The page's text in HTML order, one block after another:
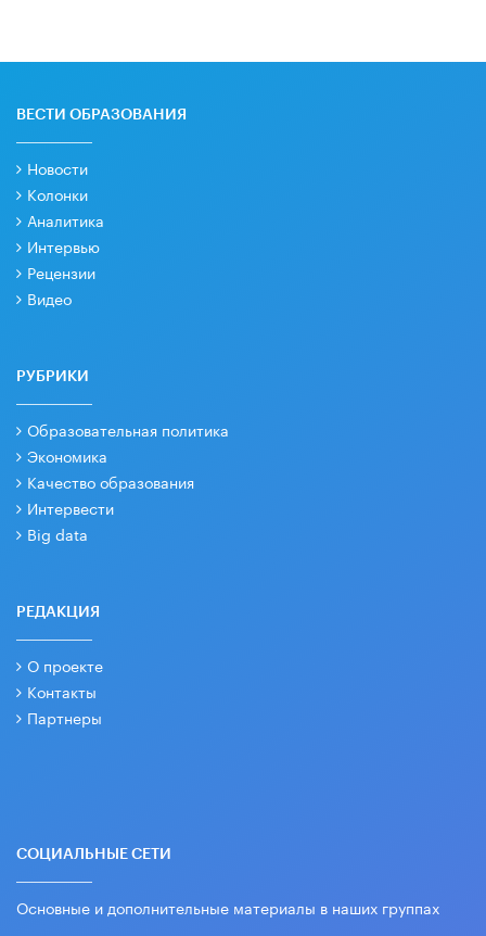
ВЕСТИ ОБРАЗОВАНИЯ
Новости
Колонки
Аналитика
Интервью
Рецензии
Видео
РУБРИКИ
Образовательная политика
Экономика
Качество образования
Интервести
Big data
РЕДАКЦИЯ
О проекте
Контакты
Партнеры
СОЦИАЛЬНЫЕ СЕТИ
Основные и дополнительные материалы в наших группах